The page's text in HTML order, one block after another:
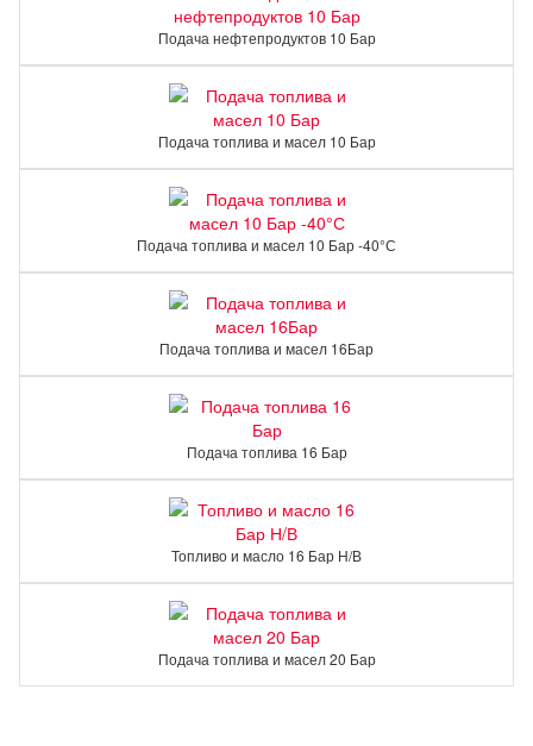
Подача нефтепродуктов 10 Бар
Подача топлива и масел 10 Бар
Подача топлива и масел 10 Бар -40°С
Подача топлива и масел 16Бар
Подача топлива 16 Бар
Топливо и масло 16 Бар Н/В
Подача топлива и масел 20 Бар